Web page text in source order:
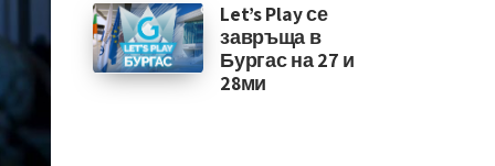
Let’s Play се
завръща в
Бургас на 27 и
28ми